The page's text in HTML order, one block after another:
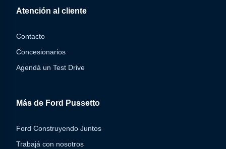
Atención al cliente
Contacto
Concesionarios
Agendá un Test Drive
Más de Ford Pussetto
Ford Construyendo Juntos
Trabajá con nosotros